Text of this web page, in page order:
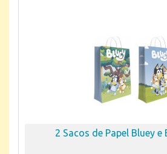
2 Sacos de Papel Bluey e